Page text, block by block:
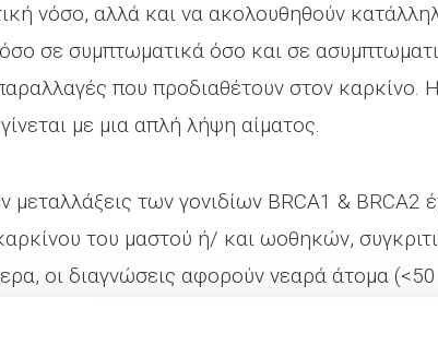
νόσο, αλλά και να ακολουθηθούν
σε συμπτωματικά όσο και σε
που προδιαθέτουν στον καρκίνο.
με μια απλή λήψη αίματος.
των γονιδίων BRCA1 & BRCA2
του μαστού ή/ και ωοθηκών,
οι διαγνώσεις αφορούν νεαρά άτομα
κακοήθειας μαστού υπολογίζεται ως